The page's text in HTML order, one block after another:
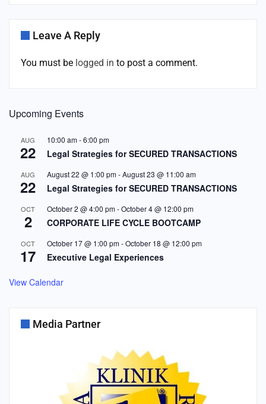
Leave A Reply
You must be logged in to post a comment.
Upcoming Events
AUG
22
10:00 am-6:00 pm
Legal Strategies for SECURED TRANSACTIONS
AUG
22
August 22 @ 1:00 pm-August 23 @ 11:00 am
Legal Strategies for SECURED TRANSACTIONS
OCT
2
October 2 @ 4:00 pm-October 4 @ 12:00 pm
CORPORATE LIFE CYCLE BOOTCAMP
OCT
17
October 17 @ 1:00 pm-October 18 @ 12:00 pm
Executive Legal Experiences
View Calendar
Media Partner